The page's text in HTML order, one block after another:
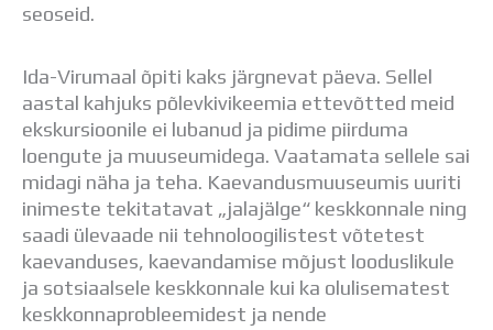
Sisseastumine
Meie kool
Dokumendid
Uudised
Lapsevanemale
Vilistlastele
Toitlustamine
Virtuaaltuur
Õpilasesindus
Kontaktid
seoseid.
Ida-Virumaal õpiti kaks järgnevat päeva. Sellel
aastal kahjuks põlevkivikeemia ettevõtted meid
ekskursioonile ei lubanud ja pidime piirduma
loengute ja muuseumidega. Vaatamata sellele sai
midagi näha ja teha. Kaevandusmuuseumis uuriti
inimeste tekitatavat „jalajälge“ keskkonnale ning
saadi ülevaade nii tehnoloogilistest võtetest
kaevanduses, kaevandamise mõjust looduslikule
ja sotsiaalsele keskkonnale kui ka olulisematest
keskkonnaprobleemidest ja nende